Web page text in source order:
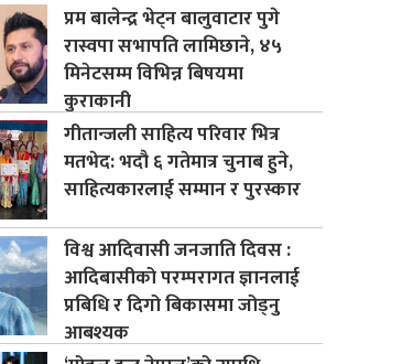
प्रम बालेन्द्र भेट्न बालुवाटार पुगे
रास्वपा सभापति लामिछाने, ४५
मिनेटसम्म विभिन्न बिषयमा
कुराकानी
गीतान्जली साहित्य परिवार भित्र
मतभेद: भदौ ६ गतेमात्र चुनाब हुने,
साहित्यकारलाई सम्मान र पुरस्कार
विश्व आदिवासी जनजाति दिवस :
आदिबासीको परम्परागत ज्ञानलाई
प्रबिधि र दिगो बिकासमा जोड्नु
आबश्यक